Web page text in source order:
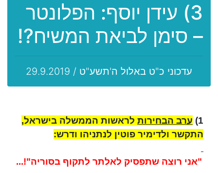
3) עידן יוסף: הפלונטר
– סימן לביאת המשיח?!
עדכוני כ"ט באלול ה'תשע"ט / 29.9.2019
1) ערב הבחירות לראשות הממשלה בישראל,
התקשר ולדימיר פוטין לנתניהו ודרש:
"אני רוצה שתפסיק לאלתר לתקוף בסוריה"!...